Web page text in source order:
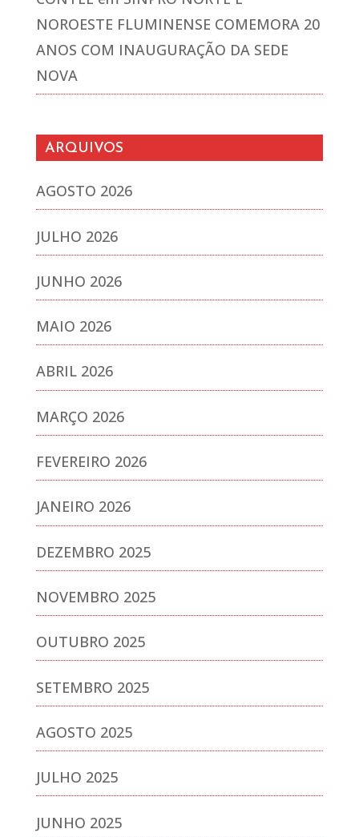
NOROESTE FLUMINENSE COMEMORA 20
ANOS COM INAUGURAÇÃO DA SEDE
NOVA
ARQUIVOS
AGOSTO 2026
JULHO 2026
JUNHO 2026
MAIO 2026
ABRIL 2026
MARÇO 2026
FEVEREIRO 2026
JANEIRO 2026
DEZEMBRO 2025
NOVEMBRO 2025
OUTUBRO 2025
SETEMBRO 2025
AGOSTO 2025
JULHO 2025
JUNHO 2025